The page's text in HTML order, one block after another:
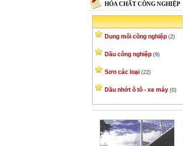
HÓA CHẤT CÔNG NGHIỆP
Dung môi công nghiệp (2)
Dầu công nghiệp (9)
Sơn các loại (22)
Dầu nhớt ô tô - xe máy (0)